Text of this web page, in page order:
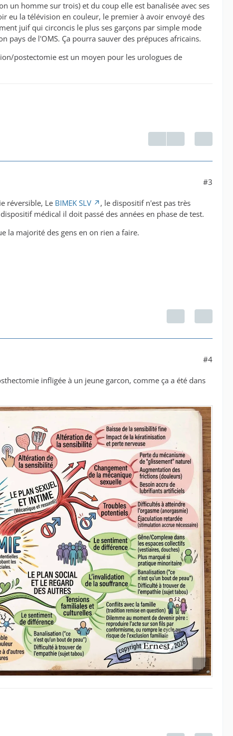
un homme sur trois) et du coup elle est banalisée avec ses
eu la télévision en couleur, le premier à avoir envoyé des
juif qui circoncis le plus ses garçons par simple mode
pays de l'OMS. Ça pourra sauver des prépuces africains.
postectomie est un moyen pour les urologues de
#3
réversible, Le BIMEK SLV
, le dispositif n'est pas très
médical il doit passé des années en phase de test.
la majorité des gens en on rien a faire.
#4
infligée à un jeune garcon, comme ça a été dans